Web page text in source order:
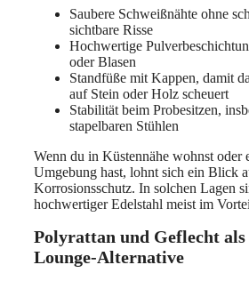
Saubere Schweißnähte ohne
sichtbare Risse
Hochwertige
oder Blasen
Standfüße mit Kappen, damit
auf Stein oder Holz scheuert
Stabilität beim Probesitzen,
stapelbaren Stühlen
Wenn du in Küstennähe wohnst oder
Umgebung hast, lohnt sich ein Blick
Korrosionsschutz. In solchen Lagen
hochwertiger Edelstahl meist im
Polyrattan und Geflecht als
Lounge-Alternative